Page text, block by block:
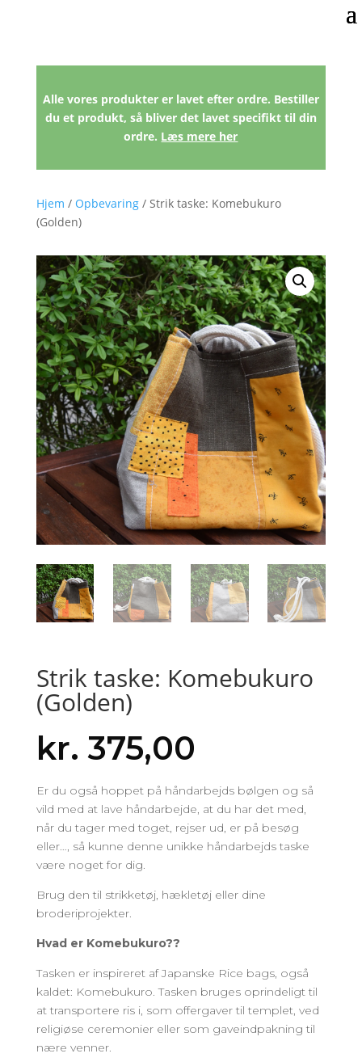
Alle vores produkter er lavet efter ordre. Bestiller
du et produkt, så bliver det lavet specifikt til din
ordre. Læs mere her
Hjem / Opbevaring/ Strik taske: Komebukuro
(Golden)
Strik taske: Komebukuro
(Golden)
kr. 375,00
Er du også hoppet på håndarbejds bølgen og så
vild med at lave håndarbejde, at du har det med,
når du tager med toget, rejser ud, er på besøg
eller…, så kunne denne unikke håndarbejds taske
være noget for dig.
Brug den til strikketøj, hækletøj eller dine
broderiprojekter.
Hvad er Komebukuro??
Tasken er inspireret af Japanske Rice bags, også
kaldet: Komebukuro. Tasken bruges oprindeligt til
at transportere ris i, som offergaver til templet, ved
religiøse ceremonier eller som gaveindpakning til
nære venner.